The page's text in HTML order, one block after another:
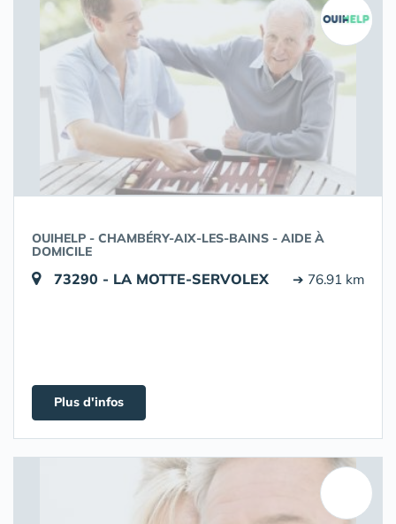
OUIHELP - CHAMBÉRY-AIX-LES-BAINS - AIDE À
DOMICILE
73290 - LA MOTTE-SERVOLEX ➔ 76.91 km
Plus d'infos